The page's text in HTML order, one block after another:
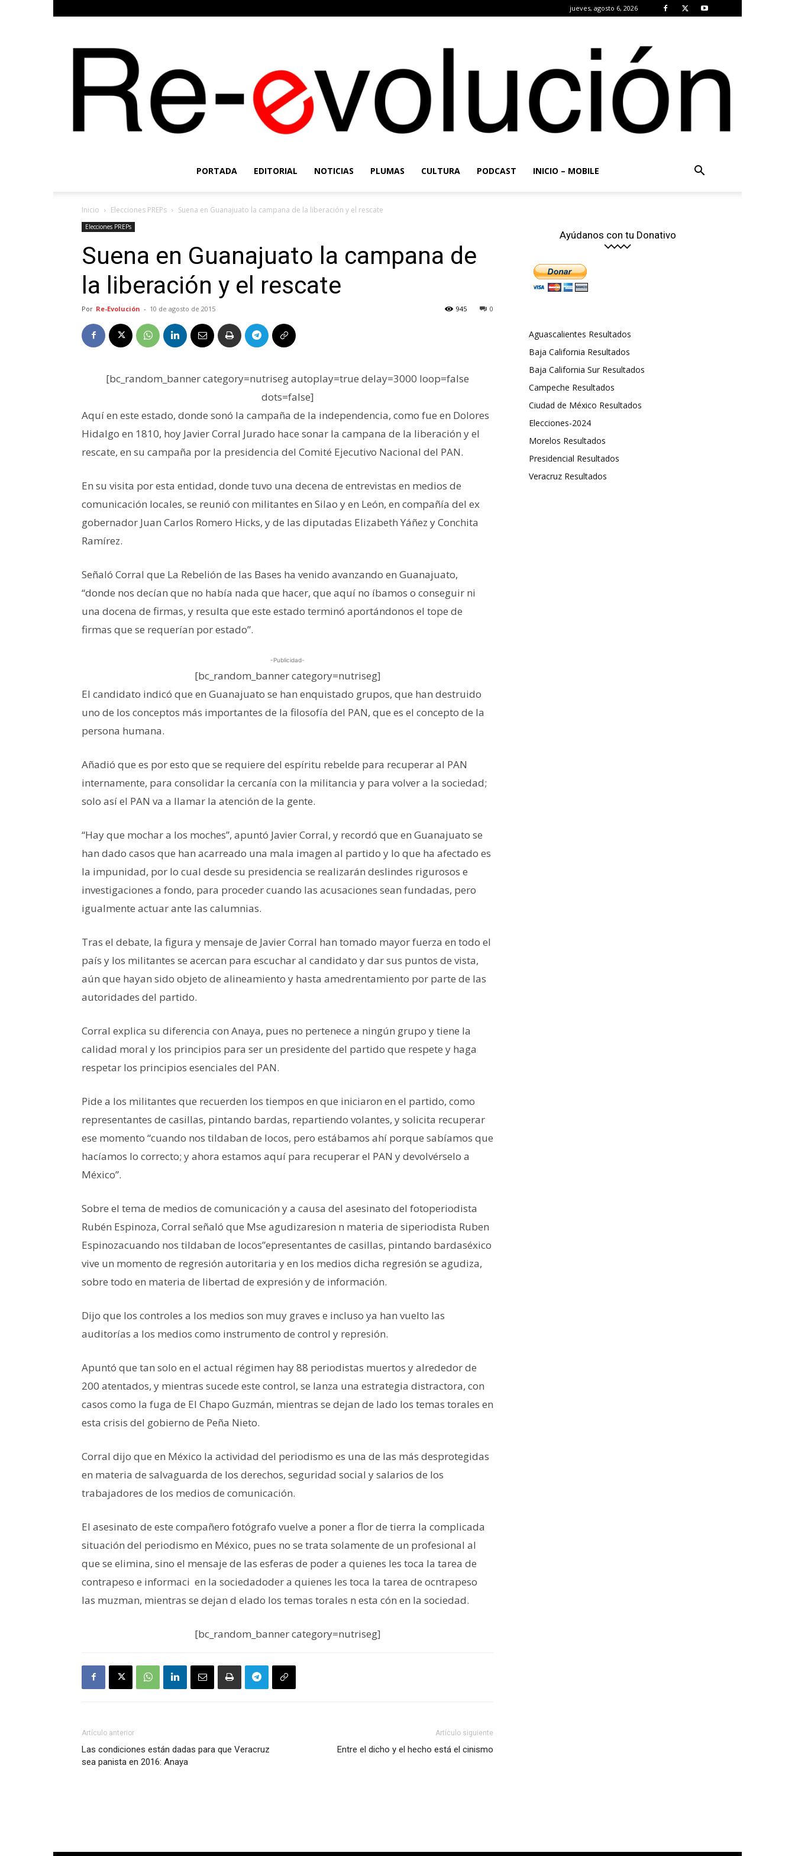
jueves, agosto 6, 2026
Evolución
PORTADA EDITORIAL NOTICIAS PLUMAS CULTURA PODCAST INICIO – MOBILE
Inicio Elecciones PREPs Suena en Guanajuato la campana de la liberación y el rescate
Elecciones PREPs
Suena en Guanajuato la campana de
la liberación y el rescate
Por Re-Evolución - 10 de agosto de 2015 0
945
[bc_random_banner category=nutriseg autoplay=true delay=3000 loop=false
dots=false]
Aquí en este estado, donde sonó la campaña de la independencia, como fue en Dolores
Hidalgo en 1810, hoy Javier Corral Jurado hace sonar la campana de la liberación y el
rescate, en su campaña por la presidencia del Comité Ejecutivo Nacional del PAN.
En su visita por esta entidad, donde tuvo una decena de entrevistas en medios de
comunicación locales, se reunió con militantes en Silao y en León, en compañía del ex
gobernador Juan Carlos Romero Hicks, y de las diputadas Elizabeth Yáñez y Conchita
Ramírez.
Señaló Corral que La Rebelión de las Bases ha venido avanzando en Guanajuato,
“donde nos decían que no había nada que hacer, que aquí no íbamos o conseguir ni
una docena de firmas, y resulta que este estado terminó aportándonos el tope de
firmas que se requerían por estado”.
-Publicidad-
[bc_random_banner category=nutriseg]
El candidato indicó que en Guanajuato se han enquistado grupos, que han destruido
uno de los conceptos más importantes de la filosofía del PAN, que es el concepto de la
persona humana.
Añadió que es por esto que se requiere del espíritu rebelde para recuperar al PAN
internamente, para consolidar la cercanía con la militancia y para volver a la sociedad;
solo así el PAN va a llamar la atención de la gente.
“Hay que mochar a los moches”, apuntó Javier Corral, y recordó que en Guanajuato se
han dado casos que han acarreado una mala imagen al partido y lo que ha afectado es
la impunidad, por lo cual desde su presidencia se realizarán deslindes rigurosos e
investigaciones a fondo, para proceder cuando las acusaciones sean fundadas, pero
igualmente actuar ante las calumnias.
Tras el debate, la figura y mensaje de Javier Corral han tomado mayor fuerza en todo el
país y los militantes se acercan para escuchar al candidato y dar sus puntos de vista,
aún que hayan sido objeto de alineamiento y hasta amedrentamiento por parte de las
autoridades del partido.
Corral explica su diferencia con Anaya, pues no pertenece a ningún grupo y tiene la
calidad moral y los principios para ser un presidente del partido que respete y haga
respetar los principios esenciales del PAN.
Pide a los militantes que recuerden los tiempos en que iniciaron en el partido, como
representantes de casillas, pintando bardas, repartiendo volantes, y solicita recuperar
ese momento “cuando nos tildaban de locos, pero estábamos ahí porque sabíamos que
hacíamos lo correcto; y ahora estamos aquí para recuperar el PAN y devolvérselo a
México”.
Sobre el tema de medios de comunicación y a causa del asesinato del fotoperiodista
Rubén Espinoza, Corral señaló que Mse agudizaresion n materia de siperiodista Ruben
Espinozacuando nos tildaban de locos”epresentantes de casillas, pintando bardaséxico
vive un momento de regresión autoritaria y en los medios dicha regresión se agudiza,
sobre todo en materia de libertad de expresión y de información.
Dijo que los controles a los medios son muy graves e incluso ya han vuelto las
auditorías a los medios como instrumento de control y represión.
Apuntó que tan solo en el actual régimen hay 88 periodistas muertos y alrededor de
200 atentados, y mientras sucede este control, se lanza una estrategia distractora, con
casos como la fuga de El Chapo Guzmán, mientras se dejan de lado los temas torales en
esta crisis del gobierno de Peña Nieto.
Corral dijo que en México la actividad del periodismo es una de las más desprotegidas
en materia de salvaguarda de los derechos, seguridad social y salarios de los
trabajadores de los medios de comunicación.
El asesinato de este compañero fotógrafo vuelve a poner a flor de tierra la complicada
situación del periodismo en México, pues no se trata solamente de un profesional al
que se elimina, sino el mensaje de las esferas de poder a quienes les toca la tarea de
contrapeso e informaci en la sociedadoder a quienes les toca la tarea de ocntrapeso
las muzman, mientras se dejan d elado los temas torales n esta cón en la sociedad.
[bc_random_banner category=nutriseg]
Artículo anterior
Las condiciones están dadas para que Veracruz
sea panista en 2016: Anaya
Artículo siguiente
Entre el dicho y el hecho está el cinismo
Ayúdanos con tu Donativo
Aguascalientes Resultados
Baja California Resultados
Baja California Sur Resultados
Campeche Resultados
Ciudad de México Resultados
Elecciones-2024
Morelos Resultados
Presidencial Resultados
Veracruz Resultados